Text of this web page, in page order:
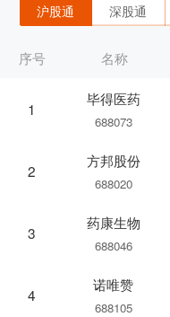
沪股通 深股通
序号 名称
1
毕得医药
688073
2
方邦股份
688020
3
药康生物
688046
4
诺唯赞
688105